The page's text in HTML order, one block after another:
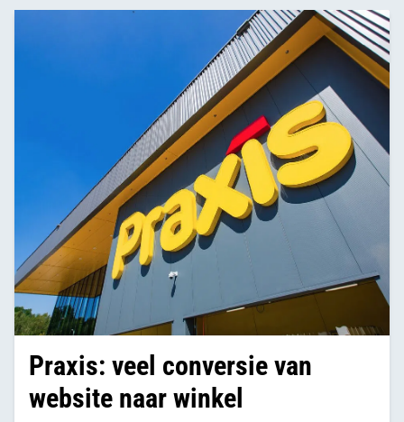
Praxis: veel conversie van
website naar winkel